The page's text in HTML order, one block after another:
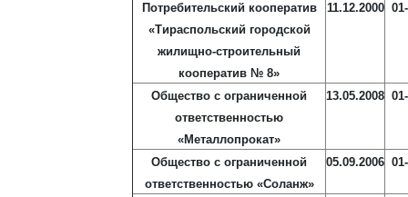
Потребительский кооператив
«Тираспольский городской
жилищно-строительный
кооператив № 8»
11.12.2000
Общество с ограниченной
ответственностью
«Металлопрокат»
13.05.2008
Общество с ограниченной
ответственностью «Соланж»
05.09.2006